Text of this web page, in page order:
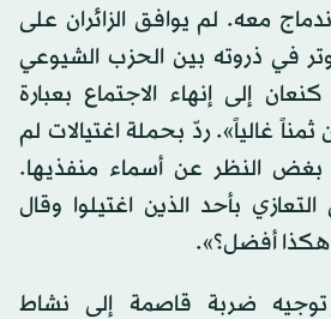
معه. لم يوافق الزائران على
في ذروته بين الحزب الشيوعي
إلى إنهاء الاجتماع بعبارة
غالياً». ردّ بحملة اغتيالات لم
النظر عن أسماء منفذيها.
بأحد الذين اغتيلوا وقال
أفضل؟».
ضربة قاصمة إلى نشاط